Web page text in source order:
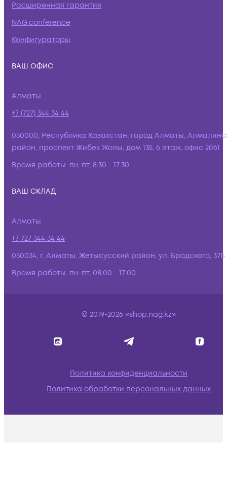
Расширенная гарантия
NAG.conference
Конфигураторы
ВАШ ОФИС
Алматы
+7 (727) 344 34 44
050000, Республика Казахстан, город Алматы,
район, проспект Жибек Жолы, дом 135, 6 этаж, офис 2061
Время работы: пн-пт, 8:30 - 17:30
ВАШ СКЛАД
Алматы
+7 727 344 34 44
050034, г. Алматы, Жетысусский район, ул. Бродского, 37Б
Время работы: пн-пт, 08:00 - 17:00
© 2019-2026 «shop.nag.kz»
Политика конфиденциальности
Политика обработки персональных данных